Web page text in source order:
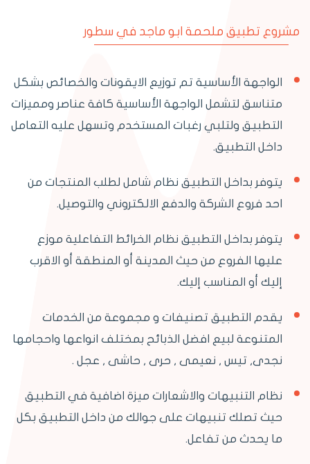
مشروع تطبيق ملحمة ابو ماجد في سطور
الواجهة الأساسية تم توزيع الايقونات والخصائص بشكل
متناسق لتشمل الواجهة الأساسية كافة عناصر ومميزات
التطبيق ولتلبي رغبات المستخدم وتسهل عليه التعامل
داخل التطبيق.
يتوفر بداخل التطبيق نظام شامل لطلب المنتجات من
احد فروع الشركة والدفع الالكتروني والتوصيل.
يتوفر بداخل التطبيق نظام الخرائط التفاعلية موزع
عليها الفروع من حيث المدينة أو المنطقة أو الاقرب
إليك أو المناسب إليك.
يقدم التطبيق تصنيفات و مجموعة من الخدمات
المتنوعة لبيع افضل الذبائح بمختلف انواعها واحجامها
نجدى, تيس , نعيمى , حرى , حاشى , عجل .
نظام التنبيهات والاشعارات ميزة اضافية في التطبيق
حيث تصلك تنبيهات على جوالك من داخل التطبيق بكل
ما يحدث من تفاعل.